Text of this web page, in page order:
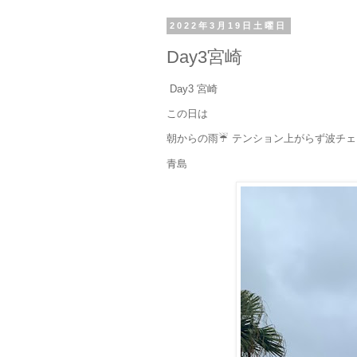
2022年3月19日土曜日
Day3宮崎
Day3 宮崎
この日は
朝からの雨☔️ テンション上がらず波チ
青島